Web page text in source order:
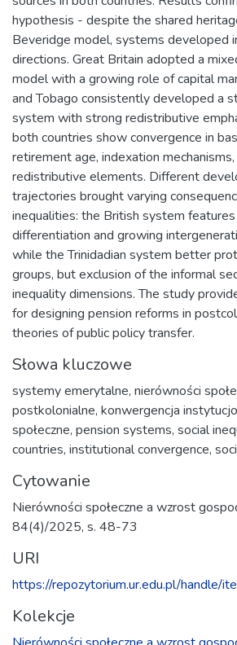
hypothesis - despite the shared
Beveridge model, systems developed
directions. Great Britain adopted a
model with a growing role of capital
and Tobago consistently developed a
system with strong redistributive
both countries show convergence in
retirement age, indexation
redistributive elements. Different
trajectories brought varying
inequalities: the British system
differentiation and growing
while the Trinidadian system better
groups, but exclusion of the informal
inequality dimensions. The study
for designing pension reforms in
theories of public policy transfer.
Słowa kluczowe
systemy emerytalne, nierówności
postkolonialne, konwergencja
społeczne, pension systems, social
countries, institutional convergence,
Cytowanie
Nierówności społeczne a wzrost
84(4)/2025, s. 48-73
URI
https://repozytorium.ur.edu.pl/handle/
Kolekcje